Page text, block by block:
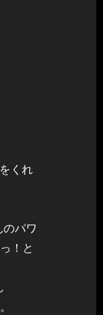
くれ
パワ
！と